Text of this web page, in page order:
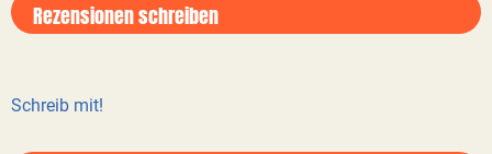
Rezensionen schreiben
Schreib mit!